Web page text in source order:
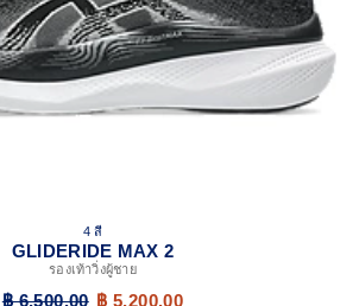
4 สี
GLIDERIDE MAX 2
รองเท้าวิ่งผู้ชาย
฿ 6,500.00 ฿ 5,200.00